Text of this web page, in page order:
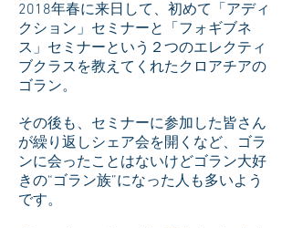
2018年春に来日して、初めて「アディ
クション」セミナーと「フォギブネ
ス」セミナーという２つのエレクティ
ブクラスを教えてくれたクロアチアの
ゴラン。
その後も、セミナーに参加した皆さん
が繰り返しシェア会を開くなど、ゴラ
ンに会ったことはないけどゴラン大好
きの“ゴラン族”になった人も多いよう
です。